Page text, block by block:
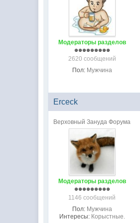
Модераторы разделов
2620 сообщений
Пол: Мужчина
Erceck
Верховный Зануда Форума
Модераторы разделов
1146 сообщений
Пол: Мужчина
Интересы: Корыстные.